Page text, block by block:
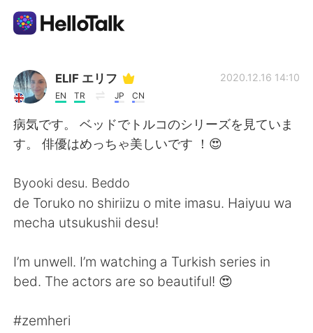
Aplicación de intercambio de idiomas
AI Grammar Checker
Español
English 简体中文
Français Deutsch
日本語
ELIF エリフ
EN TR JP CN
2020.12.16 14:10
病気です。 ベッドでトルコのシリーズを見ていま
す。 俳優はめっちゃ美しいです ！😍
Byooki desu. Beddo
de Toruko no shiriizu o mite imasu. Haiyuu wa
mecha utsukushii desu!
I’m unwell. I’m watching a Turkish series in
bed. The actors are so beautiful! 😍
#zemheri